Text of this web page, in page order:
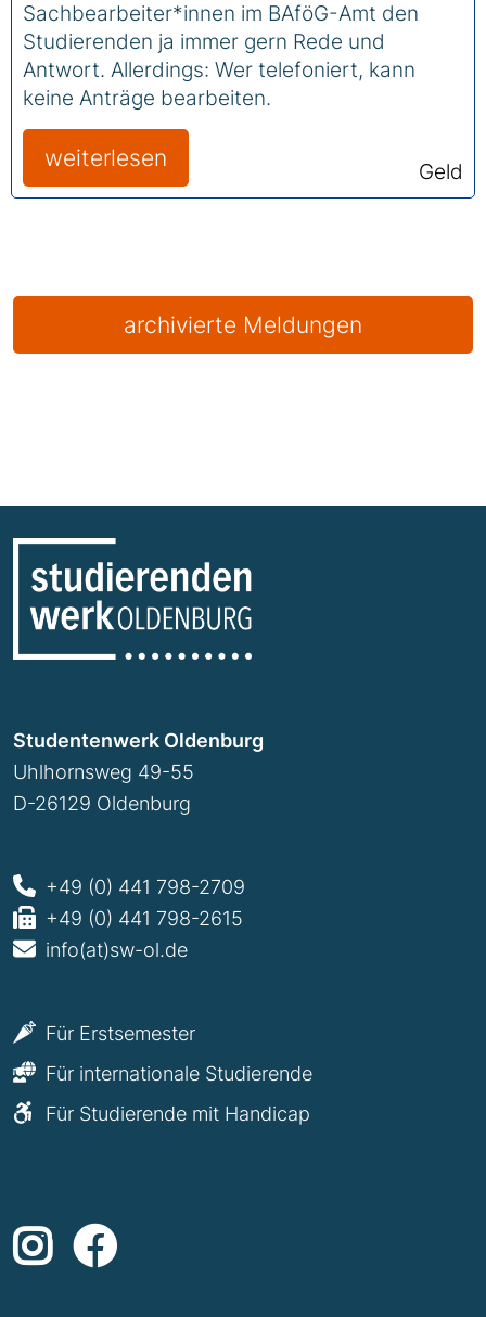
Sachbearbeiter*innen im BAföG-Amt den
Studierenden ja immer gern Rede und
Antwort. Allerdings: Wer telefoniert, kann
keine Anträge bearbeiten.
weiterlesen
Geld
archivierte Meldungen
Studentenwerk Oldenburg
Uhlhornsweg 49-55
D-26129 Oldenburg
+49 (0) 441 798-2709
+49 (0) 441 798-2615
info(at)sw-ol.de
Für Erstsemester
Für internationale Studierende
Für Studierende mit Handicap